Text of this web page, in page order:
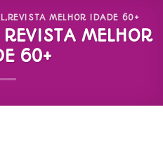
,REVISTA MELHOR IDADE 60+
MELHOR
60+